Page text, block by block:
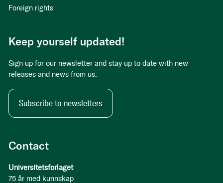
Contact
Universitetsforlaget
75 år med kunnskap
Foreign rights
Keep yourself updated!
Sign up for our newsletter and stay up to date with new
releases and news from us.
Subscribe to newsletters